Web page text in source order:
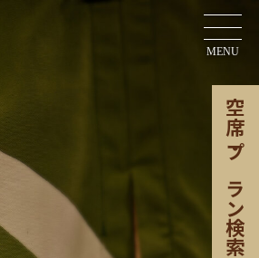
MENU
空席
・
プラン検索